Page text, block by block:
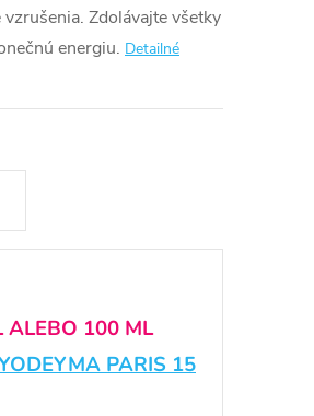
Zdolávajte všetky
energiu. Detailné
ALEBO 100 ML
PARIS 15